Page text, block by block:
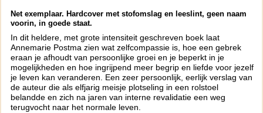
Net exemplaar. Hardcover met stofomslag en leeslint, geen naam
voorin, in goede staat.
In dit heldere, met grote intensiteit geschreven boek laat
Annemarie Postma zien wat zelfcompassie is, hoe een gebrek
eraan je afhoudt van persoonlijke groei en je beperkt in je
mogelijkheden en hoe ingrijpend meer begrip en liefde voor jezelf
je leven kan veranderen. Een zeer persoonlijk, eerlijk verslag van
de auteur die als elfjarig meisje plotseling in een rolstoel
belandde en zich na jaren van interne revalidatie een weg
terugvocht naar het normale leven.